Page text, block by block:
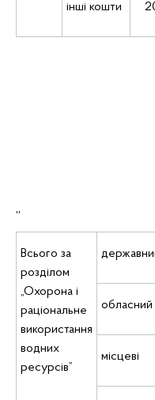
інші кошти
„
Всього за
розділом
„Охорона і
раціональне
використання
водних
ресурсів”
обласний
місцеві